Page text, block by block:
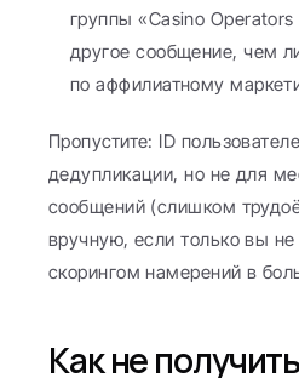
группы «Casino Operators
другое сообщение, чем
по аффилиатному
Пропустите: ID
дедупликации, но не для
сообщений (слишком
вручную, если только вы
скорингом намерений в
Как не